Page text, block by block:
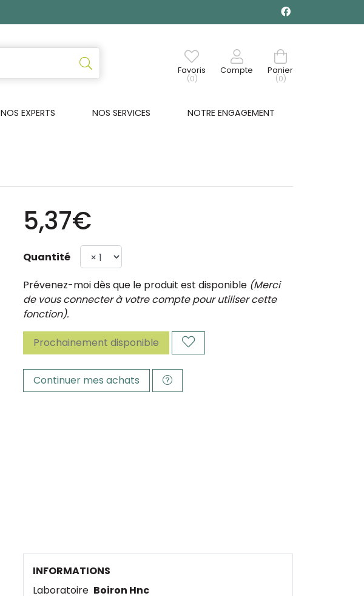
Favoris
(0)
Compte
Panier
(0)
NOS EXPERTS NOS SERVICES NOTRE ENGAGEMENT
5,37€
Quantité
Prévenez-moi dès que le produit est disponible (Merci
de vous connecter à votre compte pour utiliser cette
fonction).
Prochainement disponible
Continuer mes achats
INFORMATIONS
Laboratoire Boiron Hnc